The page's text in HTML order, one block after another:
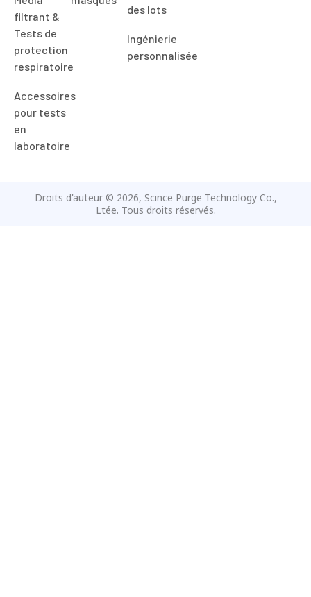
protection
respiratoire
Accessoires
en
laboratoire
Ingénierie